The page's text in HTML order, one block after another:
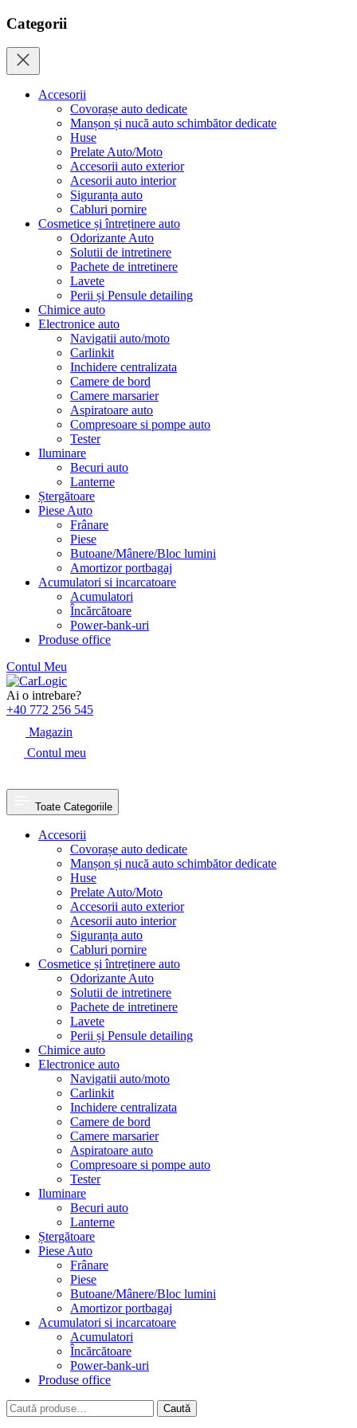
Categorii
Accesorii
Covorașe auto dedicate
Manșon și nucă auto schimbător dedicate
Huse
Prelate Auto/Moto
Accesorii auto exterior
Acesorii auto interior
Siguranța auto
Cabluri pornire
Cosmetice și întreținere auto
Odorizante Auto
Solutii de intretinere
Pachete de intretinere
Lavete
Perii și Pensule detailing
Chimice auto
Electronice auto
Navigatii auto/moto
Carlinkit
Inchidere centralizata
Camere de bord
Camere marsarier
Aspiratoare auto
Compresoare si pompe auto
Tester
Iluminare
Becuri auto
Lanterne
Ștergătoare
Piese Auto
Frânare
Piese
Butoane/Mânere/Bloc lumini
Amortizor portbagaj
Acumulatori si incarcatoare
Acumulatori
Încărcătoare
Power-bank-uri
Produse office
Contul Meu
Skip
to
content
Ai o intrebare?
+40 772 256 545
Magazin
Contul meu
Toate Categoriile
Accesorii
Covorașe auto dedicate
Manșon și nucă auto schimbător dedicate
Huse
Prelate Auto/Moto
Accesorii auto exterior
Acesorii auto interior
Siguranța auto
Cabluri pornire
Cosmetice și întreținere auto
Odorizante Auto
Solutii de intretinere
Pachete de intretinere
Lavete
Perii și Pensule detailing
Chimice auto
Electronice auto
Navigatii auto/moto
Carlinkit
Inchidere centralizata
Camere de bord
Camere marsarier
Aspiratoare auto
Compresoare si pompe auto
Tester
Iluminare
Becuri auto
Lanterne
Ștergătoare
Piese Auto
Frânare
Piese
Butoane/Mânere/Bloc lumini
Amortizor portbagaj
Acumulatori si incarcatoare
Acumulatori
Încărcătoare
Power-bank-uri
Produse office
Caută
după:
Caută